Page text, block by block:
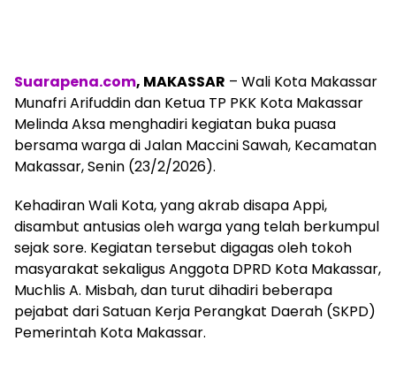
Suarapena.com, MAKASSAR – Wali Kota Makassar
Munafri Arifuddin dan Ketua TP PKK Kota Makassar
Melinda Aksa menghadiri kegiatan buka puasa
bersama warga di Jalan Maccini Sawah, Kecamatan
Makassar, Senin (23/2/2026).
Kehadiran Wali Kota, yang akrab disapa Appi,
disambut antusias oleh warga yang telah berkumpul
sejak sore. Kegiatan tersebut digagas oleh tokoh
masyarakat sekaligus Anggota DPRD Kota Makassar,
Muchlis A. Misbah, dan turut dihadiri beberapa
pejabat dari Satuan Kerja Perangkat Daerah (SKPD)
Pemerintah Kota Makassar.